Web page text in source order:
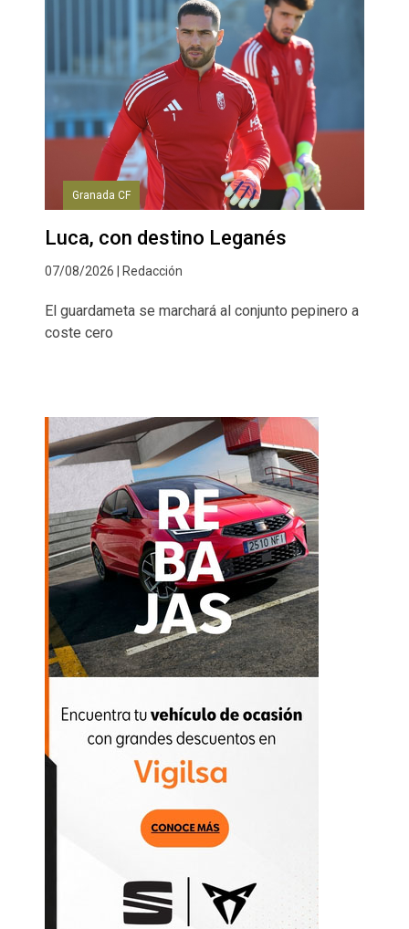
Granada CF
Luca, con destino Leganés
07/08/2026 | Redacción
El guardameta se marchará al conjunto pepinero a
coste cero